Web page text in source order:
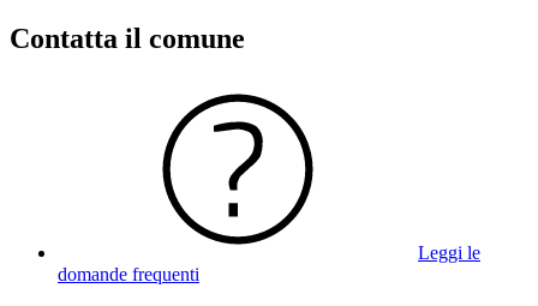
Contatta il comune
Leggi le
domande frequenti